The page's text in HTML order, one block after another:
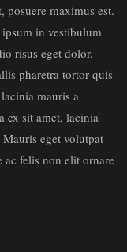
posuere maximus est.
in vestibulum
risus eget dolor.
pharetra tortor quis
mauris a
ex sit amet, lacinia
eget volutpat
ac felis non elit ornare